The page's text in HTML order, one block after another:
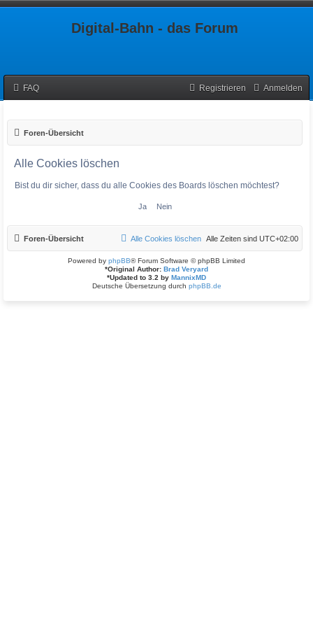
Digital-Bahn - das Forum
FAQ Anmelden
Registrieren
Foren-Übersicht
Alle Cookies löschen
Bist du dir sicher, dass du alle Cookies des Boards löschen möchtest?
Foren-Übersicht Alle Zeiten sind UTC+02:00
Alle Cookies löschen
Powered by phpBB® Forum Software © phpBB Limited
*Original Author: Brad Veryard
*Updated to 3.2 by MannixMD
Deutsche Übersetzung durch phpBB.de